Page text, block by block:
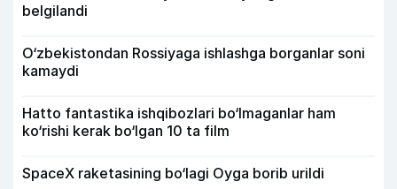
belgilandi
O‘zbekistondan Rossiyaga ishlashga borganlar soni
kamaydi
Hatto fantastika ishqibozlari bo‘lmaganlar ham
ko‘rishi kerak bo‘lgan 10 ta film
SpaceX raketasining bo‘lagi Oyga borib urildi